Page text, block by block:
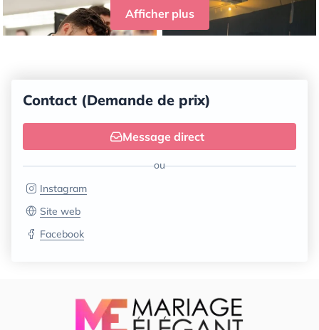
Afficher plus
Contact (Demande de prix)
Message direct
ou
Instagram
Site web
Facebook